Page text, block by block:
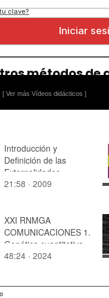
[ Ver más Vídeos didácticos ]
Introducción y
Definición de las
Externalidades
21:58 · 2009
XXI RNMGA
COMUNICACIONES 1.
Genética cuantitativa
48:24 · 2024